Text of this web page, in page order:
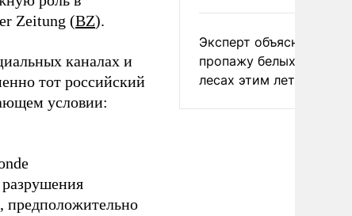
Zeitung (BZ).
каналах и
тот российский
условии:
предположительно
Эксперт объяснил
пропажу белых грибов
лесах этим летом